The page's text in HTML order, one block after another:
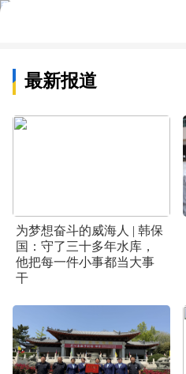
最新报道
为梦想奋斗的威海人 | 韩保
国：守了三十多年水库，
他把每一件小事都当大事
干